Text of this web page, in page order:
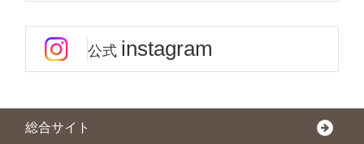
公式 instagram
総合サイト